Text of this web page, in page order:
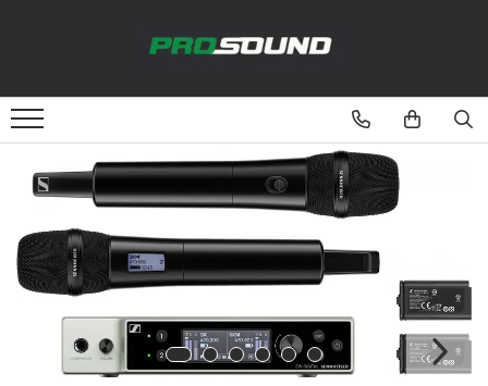
Sonorizare / PA
Procesoare si efecte
Stabilizatoare de tensiune UPS si
Power Conditioner
Microfoane
Accesorii de microfoane